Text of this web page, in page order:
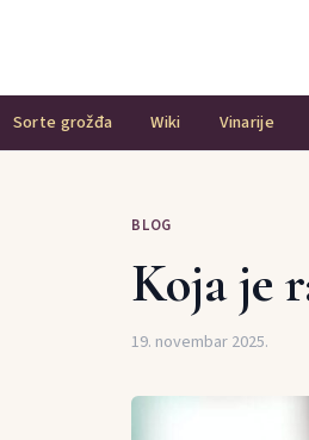
Sorte grožđa Wiki Vinarije
BLOG
Koja je
19. novembar 2025.